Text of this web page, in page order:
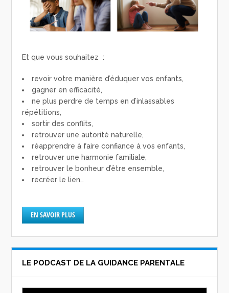
Et que vous souhaitez :
revoir votre manière d’éduquer vos enfants,
gagner en efficacité,
ne plus perdre de temps en d’inlassables
répétitions,
sortir des conflits,
retrouver une autorité naturelle,
réapprendre à faire confiance à vos enfants,
retrouver une harmonie familiale,
retrouver le bonheur d’être ensemble,
recréer le lien…
EN SAVOIR PLUS
LE PODCAST DE LA GUIDANCE PARENTALE